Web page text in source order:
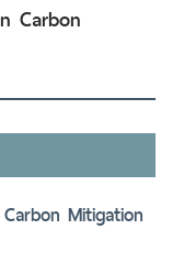
Carbon
Mitigation